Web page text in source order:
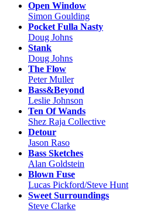
Open Window
Simon Goulding
Pocket Fulla Nasty
Doug Johns
Stank
Doug Johns
The Flow
Peter Muller
Bass&Beyond
Leslie Johnson
Ten Of Wands
Shez Raja Collective
Detour
Jason Raso
Bass Sketches
Alan Goldstein
Blown Fuse
Lucas Pickford/Steve Hunt
Sweet Surroundings
Steve Clarke